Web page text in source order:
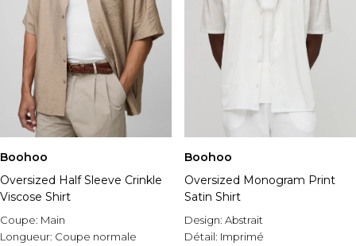
Boohoo
Oversized Half Sleeve Crinkle
Viscose Shirt
Coupe: Main
Longueur: Coupe normale
Boohoo
Oversized Monogram Print
Satin Shirt
Design: Abstrait
Détail: Imprimé